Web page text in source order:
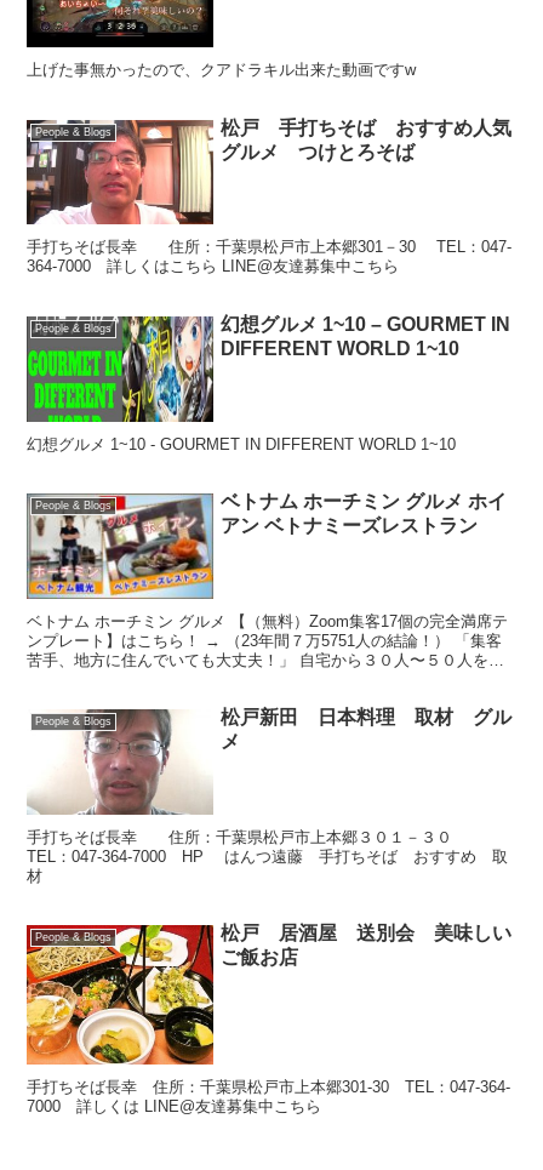
上げた事無かったので、クアドラキル出来た動画ですw
People & Blogs
松戸 手打ちそば おすすめ人気
グルメ つけとろそば
手打ちそば長幸 住所：千葉県松戸市上本郷301－30 TEL：047-
364-7000 詳しくはこちら LINE@友達募集中こちら
People & Blogs
幻想グルメ 1~10 – GOURMET IN
DIFFERENT WORLD 1~10
幻想グルメ 1~10 - GOURMET IN DIFFERENT WORLD 1~10
People & Blogs
ベトナム ホーチミン グルメ ホイ
アン ベトナミーズレストラン
ベトナム ホーチミン グルメ 【（無料）Zoom集客17個の完全満席テ
ンプレート】はこちら！ → （23年間７万5751人の結論！） 「集客
苦手、地方に住んでいても大丈夫！」 自宅から３０人〜５０人を安
People & Blogs
松戸新田 日本料理 取材 グル
メ
手打ちそば長幸 住所：千葉県松戸市上本郷３０１－３０
TEL：047-364-7000 HP はんつ遠藤 手打ちそば おすすめ 取
材
People & Blogs
松戸 居酒屋 送別会 美味しい
ご飯お店
手打ちそば長幸 住所：千葉県松戸市上本郷301-30 TEL：047-364-
7000 詳しくは LINE@友達募集中こちら